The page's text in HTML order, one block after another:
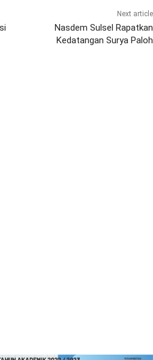
Next article
Nasdem Sulsel Rapatkan
Kedatangan Surya Paloh